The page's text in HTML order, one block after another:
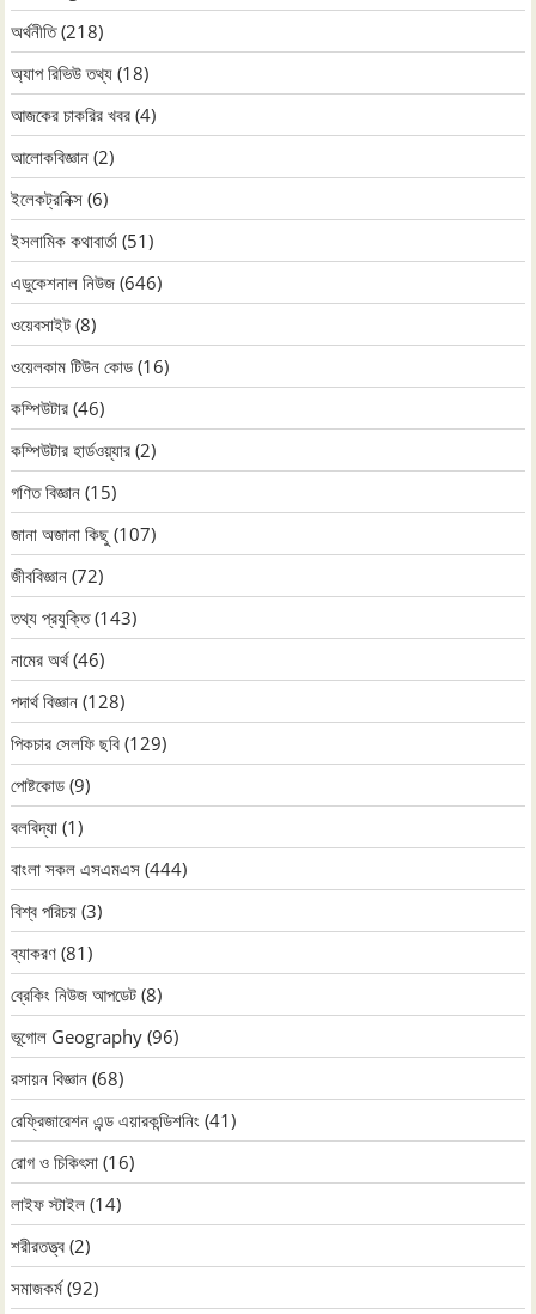
অর্থনীতি(218)
অ্যাপ রিভিউ তথ্য (18)
আজকের চাকরির খবর (4)
আলোকবিজ্ঞান (2)
ইলেকট্রনিক্স (6)
ইসলামিক কথাবার্তা (51)
এডুকেশনাল নিউজ (646)
ওয়েবসাইট (8)
ওয়েলকাম টিউন কোড (16)
কম্পিউটার (46)
কম্পিউটার হার্ডওয়্যার (2)
গণিত বিজ্ঞান (15)
জানা অজানা কিছু (107)
জীববিজ্ঞান (72)
তথ্য প্রযুক্তি(143)
নামের অর্থ(46)
পদার্থ বিজ্ঞান (128)
পিকচার সেলফি ছবি (129)
পোষ্টকোড (9)
বলবিদ্যা (1)
বাংলা সকল এসএমএস (444)
বিশ্ব পরিচয় (3)
ব্যাকরণ (81)
ব্রেকিং নিউজ আপডেট (8)
ভূগোল Geography (96)
রসায়ন বিজ্ঞান (68)
রেফ্রিজারেশন এন্ড এয়ারকন্ডিশনিং (41)
রোগ ও চিকিৎসা (16)
লাইফ স্টাইল (14)
শরীরতত্ত্ব (2)
সমাজকর্ম(92)